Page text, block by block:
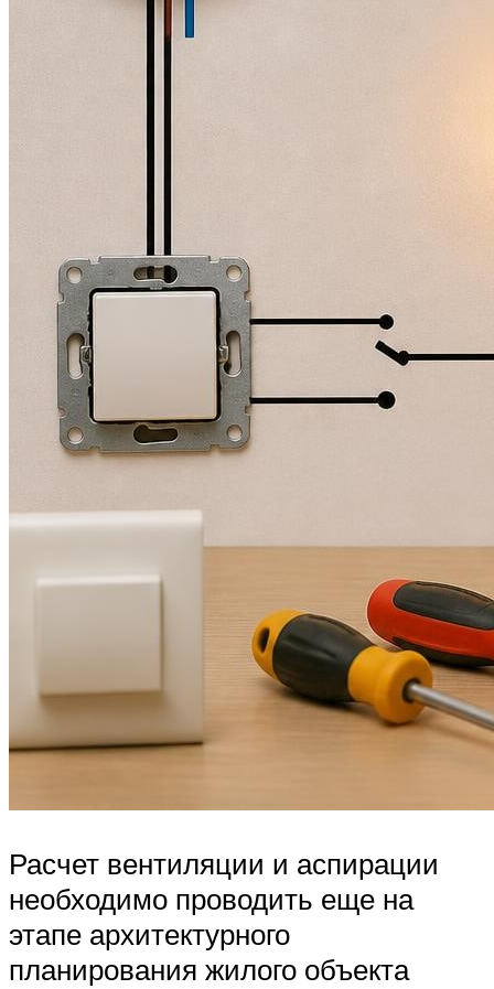
Расчет вентиляции и аспирации
необходимо проводить еще на
этапе архитектурного
планирования жилого объекта